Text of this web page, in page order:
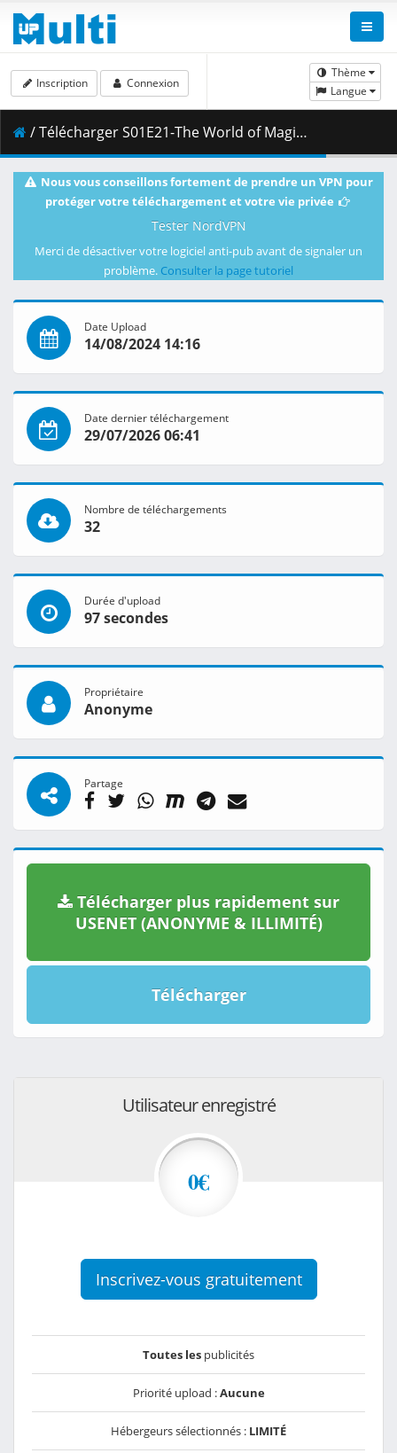
Thème
Langue
Inscription Connexion
/ Télécharger S01E21-The World of Magic [FBF19810].mkv.002 ( 303.40 MB )
Nous vous conseillons fortement de prendre un VPN pour
protéger votre téléchargement et votre vie privée
Tester NordVPN
Merci de désactiver votre logiciel anti-pub avant de signaler un
problème. Consulter la page tutoriel
Date Upload
14/08/2024 14:16
Date dernier téléchargement
29/07/2026 06:41
Nombre de téléchargements
32
Durée d'upload
97 secondes
Propriétaire
Anonyme
Partage
Télécharger plus rapidement sur
USENET (ANONYME & ILLIMITÉ)
Télécharger
Utilisateur enregistré
0€
Inscrivez-vous gratuitement
Toutes les publicités
Priorité upload :Aucune
Hébergeurs sélectionnés : LIMITÉ